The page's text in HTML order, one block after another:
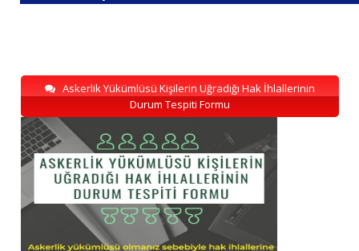
Askerlik Yükümlüsü Kişilerin Uğradığı Hak İhlallerinin
Durum Tespiti Formu